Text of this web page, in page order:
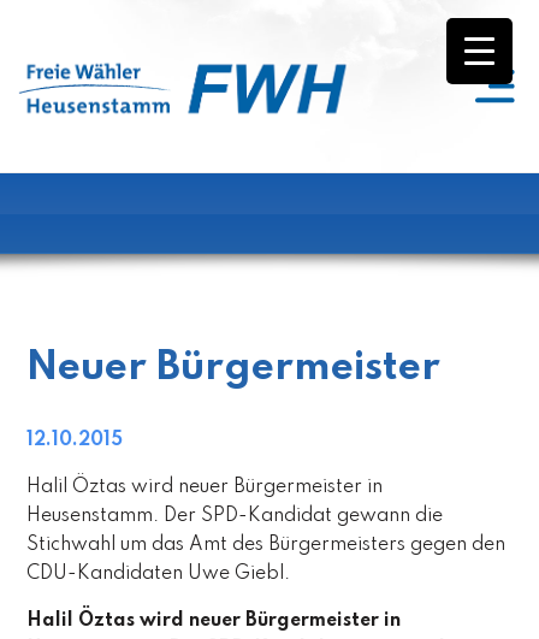
Neuer Bürgermeister
12.10.2015
Halil Öztas wird neuer Bürgermeister in
Heusenstamm. Der SPD-Kandidat gewann die
Stichwahl um das Amt des Bürgermeisters gegen den
CDU-Kandidaten Uwe Giebl.
Halil Öztas wird neuer Bürgermeister in